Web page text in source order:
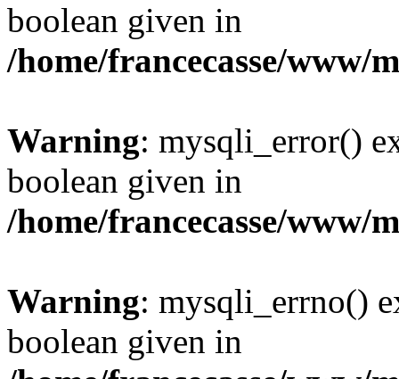
boolean given in
/home/francecasse/www/
Warning: mysqli_error()
boolean given in
/home/francecasse/www/
Warning: mysqli_errno()
boolean given in